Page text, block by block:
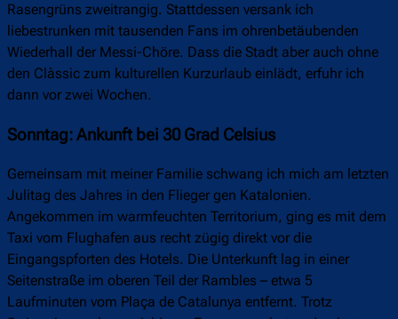
Rasengrüns zweitrangig. Stattdessen versank ich
liebestrunken mit tausenden Fans im ohrenbetäubenden
Wiederhall der Messi-Chöre. Dass die Stadt aber auch ohne
den Clàssic zum kulturellen Kurzurlaub einlädt, erfuhr ich
dann vor zwei Wochen.
Sonntag: Ankunft bei 30 Grad Celsius
Gemeinsam mit meiner Familie schwang ich mich am letzten
Julitag des Jahres in den Flieger gen Katalonien.
Angekommen im warmfeuchten Territorium, ging es mit dem
Taxi vom Flughafen aus recht zügig direkt vor die
Eingangspforten des Hotels. Die Unterkunft lag in einer
Seitenstraße im oberen Teil der Rambles – etwa 5
Laufminuten vom Plaça de Catalunya entfernt. Trotz